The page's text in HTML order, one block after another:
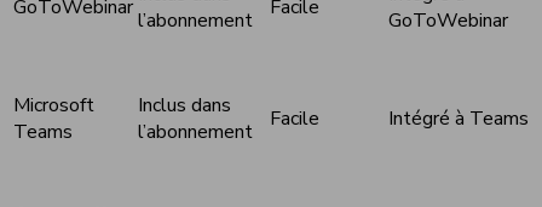
GoToWebinarl’abonnement
Facile
GoToWebinar
Microsoft
Teams
Inclus dans
l’abonnement
Facile Intégré à Teams